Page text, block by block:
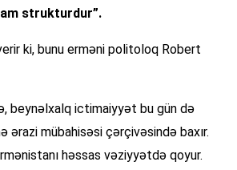
strukturdur”.
ki, bunu erməni politoloq Robert
beynəlxalq ictimaiyyət bu gün də
ərazi mübahisəsi çərçivəsində baxır.
həssas vəziyyətdə qoyur.